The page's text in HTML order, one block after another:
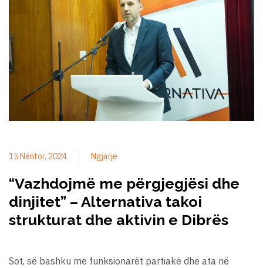
15 Nëntor, 2024 Ngjarje
“Vazhdojmë me përgjegjësi dhe
dinjitet” – Alternativa takoi
strukturat dhe aktivin e Dibrës
Sot, së bashku me funksionarët partiakë dhe ata në